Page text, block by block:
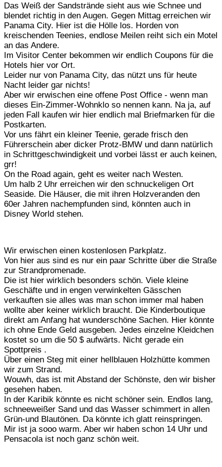
Das Weiß der Sandstrände sieht aus wie Schnee und
blendet richtig in den Augen. Gegen Mittag erreichen wir
Panama City. Hier ist die Hölle los. Horden von
kreischenden Teenies, endlose Meilen reiht sich ein Motel
an das Andere.
Im Visitor Center bekommen wir endlich Coupons für die
Hotels hier vor Ort.
Leider nur von Panama City, das nützt uns für heute
Nacht leider gar nichts!
Aber wir erwischen eine offene Post Office - wenn man
dieses Ein-Zimmer-Wohnklo so nennen kann. Na ja, auf
jeden Fall kaufen wir hier endlich mal Briefmarken für die
Postkarten.
Vor uns fährt ein kleiner Teenie, gerade frisch den
Führerschein aber dicker Protz-BMW und dann natürlich
in Schrittgeschwindigkeit und vorbei lässt er auch keinen,
grr!
On the Road again, geht es weiter nach Westen.
Um halb 2 Uhr erreichen wir den schnuckeligen Ort
Seaside. Die Häuser, die mit ihren Holzveranden den
60er Jahren nachempfunden sind, könnten auch in
Disney World stehen.
Wir erwischen einen kostenlosen Parkplatz.
Von hier aus sind es nur ein paar Schritte über die Straße
zur Strandpromenade.
Die ist hier wirklich besonders schön. Viele kleine
Geschäfte und in engen verwinkelten Gässchen
verkauften sie alles was man schon immer mal haben
wollte aber keiner wirklich braucht. Die Kinderboutique
direkt am Anfang hat wunderschöne Sachen. Hier könnte
ich ohne Ende Geld ausgeben. Jedes einzelne Kleidchen
kostet so um die 50 $ aufwärts. Nicht gerade ein
Spottpreis .
Über einen Steg mit einer hellblauen Holzhütte kommen
wir zum Strand.
Wouwh, das ist mit Abstand der Schönste, den wir bisher
gesehen haben.
In der Karibik könnte es nicht schöner sein. Endlos lang,
schneeweißer Sand und das Wasser schimmert in allen
Grün-und Blautönen. Da könnte ich glatt reinspringen.
Mir ist ja sooo warm. Aber wir haben schon 14 Uhr und
Pensacola ist noch ganz schön weit.